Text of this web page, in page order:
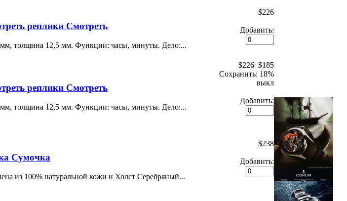
реплики Смотреть
мм, толщина 12,5 мм. Функции: часы, минуты. Дело:...
$226
Добавить:
реплики Смотреть
мм, толщина 12,5 мм. Функции: часы, минуты. Дело:...
$226 $185
Сохранить: 18%
выкл
Добавить:
Сумочка
из 100% натуральной кожи и Холст Серебряный...
$238
Добавить: